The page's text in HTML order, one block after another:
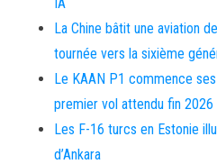
La Chine bâtit une aviation
tournée vers la sixième
Le KAAN P1 commence
premier vol attendu fin 2026
Les F-16 turcs en Estonie
d’Ankara